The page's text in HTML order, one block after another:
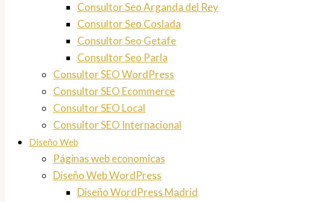
Consultor Seo Arganda del Rey
Consultor Seo Coslada
Consultor Seo Getafe
Consultor Seo Parla
Consultor SEO WordPress
Consultor SEO Ecommerce
Consultor SEO Local
Consultor SEO Internacional
Diseño Web
Páginas web economicas
Diseño Web WordPress
Diseño WordPress Madrid